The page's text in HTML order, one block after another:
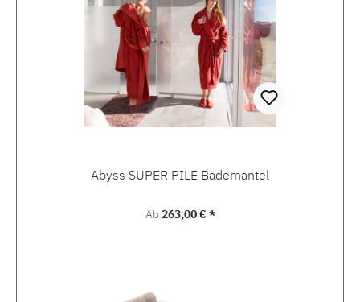
Abyss SUPER PILE Bademantel
Regulärer Preis:
Ab263,00 € *